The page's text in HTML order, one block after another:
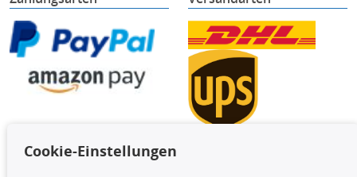
Cookie-Einstellungen